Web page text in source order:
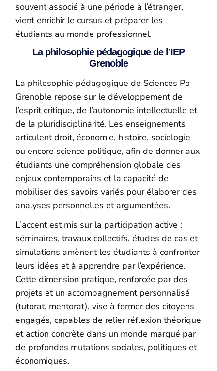
souvent associé à une période à l’étranger,
vient enrichir le cursus et préparer les
étudiants au monde professionnel.
La philosophie pédagogique de l’IEP
Grenoble
La philosophie pédagogique de Sciences Po
Grenoble repose sur le développement de
l’esprit critique, de l’autonomie intellectuelle et
de la pluridisciplinarité. Les enseignements
articulent droit, économie, histoire, sociologie
ou encore science politique, afin de donner aux
étudiants une compréhension globale des
enjeux contemporains et la capacité de
mobiliser des savoirs variés pour élaborer des
analyses personnelles et argumentées.
L’accent est mis sur la participation active :
séminaires, travaux collectifs, études de cas et
simulations amènent les étudiants à confronter
leurs idées et à apprendre par l’expérience.
Cette dimension pratique, renforcée par des
projets et un accompagnement personnalisé
(tutorat, mentorat), vise à former des citoyens
engagés, capables de relier réflexion théorique
et action concrète dans un monde marqué par
de profondes mutations sociales, politiques et
économiques.